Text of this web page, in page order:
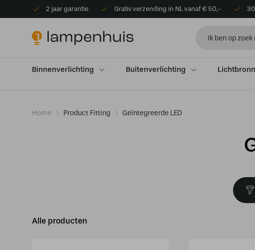
2 jaar garantie Gratis verzending in NL vanaf € 50,-
Binnenverlichting Buitenverlichting
Home Product Fitting Geïntegreerde LED
Alle producten